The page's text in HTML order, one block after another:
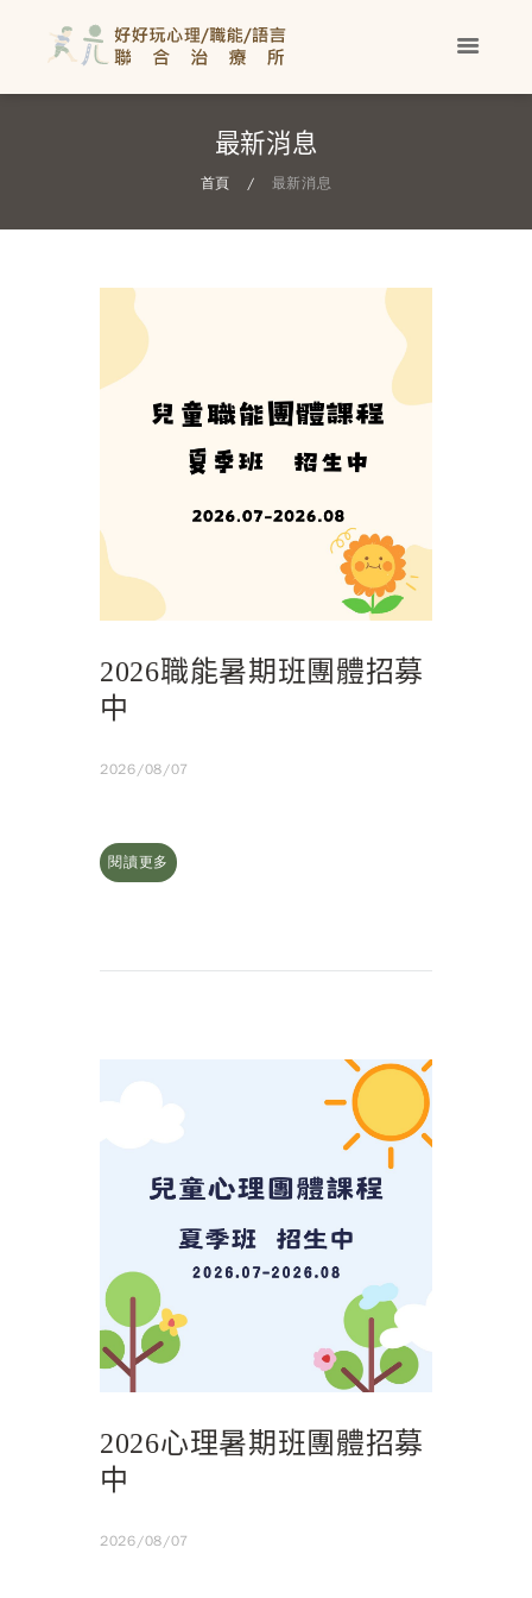
最新消息
首頁 最新消息
2026職能暑期班團體招募
中
2026/08/07
閱讀更多
2026心理暑期班團體招募
中
2026/08/07